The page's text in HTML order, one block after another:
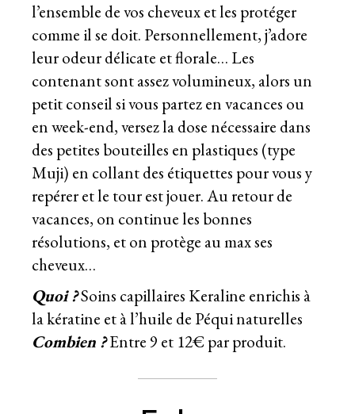
l’ensemble de vos cheveux et les protéger
comme il se doit. Personnellement, j’adore
leur odeur délicate et florale… Les
contenant sont assez volumineux, alors un
petit conseil si vous partez en vacances ou
en week-end, versez la dose nécessaire dans
des petites bouteilles en plastiques (type
Muji) en collant des étiquettes pour vous y
repérer et le tour est jouer. Au retour de
vacances, on continue les bonnes
résolutions, et on protège au max ses
cheveux…
Quoi ?Soins capillaires Keraline enrichis à
la kératine et à l’huile de Péqui naturelles
Combien ?Entre 9 et 12€ par produit.